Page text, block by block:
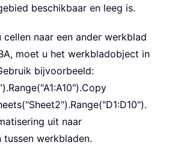
beschikbaar en leeg is.
cellen naar een ander werkblad
moet u het werkbladobject in
bijvoorbeeld:
uit naar
werkbladen.